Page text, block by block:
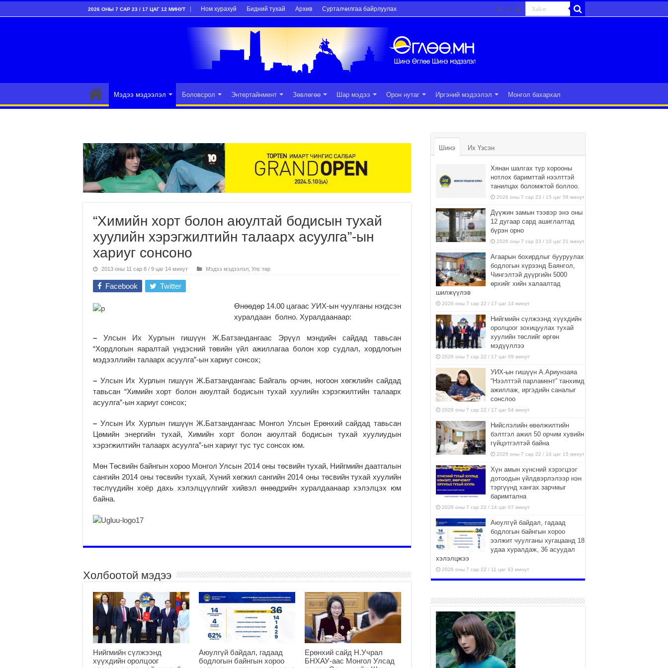
2026 ОНЫ 7 САР 23 / 17 ЦАГ 12 МИНУТ Ном хурахуй Бидний тухай Архив Сурталчилгаа байрлуулах
Мэдээ мэдээлэл Боловсрол Энтертайнмент Зөвлөгөө Шар мэдээ Орон нутаг Иргэний мэдээлэл Монгол бахархал
“Химийн хорт болон аюултай бодисын тухай
хуулийн хэрэгжилтийн талаарх асуулга”-ын
хариуг сонсоно
2013 оны 11 сар 8 / 9 цаг 14 минут Мэдээ мэдээлэл Улс төр
Facebook Twitter
Өнөөдөр 14.00 цагаас УИХ-ын чуулганы нэгдсэн
хуралдаан болно. Хуралдаанаар:
–Улсын Их Хурлын гишүүн Ж.Батзандангаас Эрүүл мэндийн сайдад тавьсан
“Хордлогын яаралтай үндэсний төвийн үйл ажиллагаа болон хор судлал, хордлогын
мэдээллийн талаарх асуулга”-ын хариуг сонсох;
– Улсын Их Хурлын гишүүн Ж.Батзандангаас Байгаль орчин, ногоон хөгжлийн сайдад
тавьсан “Химийн хорт болон аюултай бодисын тухай хуулийн хэрэгжилтийн талаарх
асуулга”-ын хариуг сонсох;
– Улсын Их Хурлын гишүүн Ж.Батзандангаас Монгол Улсын Ерөнхий сайдад тавьсан
Цөмийн энергийн тухай, Химийн хорт болон аюултай бодисын тухай хуулиудын
хэрэгжилтийн талаарх асуулга”-ын хариуг тус тус сонсох юм.
МөнТөсвийн байнгын хороо Монгол Улсын 2014 оны төсвийн тухай, Нийгмийн даатгалын
сангийн 2014 оны төсвийн тухай, Хүний хөгжил сангийн 2014 оны төсвийн тухай хуулийн
төслүүдийн хоёр дахь хэлэлцүүлгийг хийвэл өнөөдрийн хуралдаанаар хэлэлцэх юм
байна.
Холбоотой мэдээ
Нийгмийн сүлжээнд
хүүхдийн оролцоог
Аюулгүй байдал, гадаад
бодлогын байнгын хороо
Ерөнхий сайд Н.Учрал
БНХАУ-аас Монгол Улсад
Шинэ Их Үзсэн
Хянан шалгах түр хорооны
нотлох баримттай нээлттэй
танилцах боломжтой боллоо.
2026 оны 7 сар 23 / 15 цаг 58 минут
Дүүжин замын тээвэр энэ оны
12 дугаар сард ашиглалтад
бүрэн орно
2026 оны 7 сар 23 / 10 цаг 21 минут
Агаарын бохирдлыг бууруулах
бодлогын хүрээнд Баянгол,
Чингэлтэй дүүргийн 5000
өрхийг хийн халаалтад
шилжүүлэв
2026 оны 7 сар 22 / 17 цаг 14 минут
Нийгмийн сүлжээнд хүүхдийн
оролцоог зохицуулах тухай
хуулийн төслийг өргөн
мэдүүллээ
2026 оны 7 сар 22 / 17 цаг 09 минут
УИХ-ын гишүүн А.Ариунзаяа
“Нээлттэй парламент” танхимд
ажиллаж, иргэдийн саналыг
сонслоо
2026 оны 7 сар 22 / 17 цаг 04 минут
Нийслэлийн өвөлжилтийн
бэлтгэл ажил 50 орчим хувийн
гүйцэтгэлтэй байна
2026 оны 7 сар 22 / 14 цаг 15 минут
Хүн амын хүнсний хэрэгцээг
дотоодын үйлдвэрлэлээр нэн
тэргүүнд хангах зарчмыг
баримтална
2026 оны 7 сар 22 / 14 цаг 07 минут
Аюулгүй байдал, гадаад
бодлогын байнгын хороо
ээлжит чуулганы хугацаанд 18
удаа хуралдаж, 36 асуудал
хэлэлцжээ
2026 оны 7 сар 22 / 11 цаг 43 минут
боломжтой-Хүүхэд хөгжүүлэх
төв” байгуулах төсөлд төр,
хувийн хэвшлийн түншлэлийн хүрээнд хамтран
ажиллахыг урьж байна
2026 оны 7 сар 22 / 9 цаг 28 минут
Б.Пүрэвдагва: “Урт цагаан”-ыг
залуучууд чөлөөт цагаа